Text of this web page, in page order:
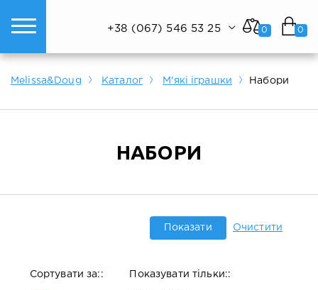
Показати все
Показати все
Показати все
+38 (067) 546 53 25
Melissa&Doug Каталог М'які іграшки Набори
НАБОРИ
Показати Очистити
Сортувати за:: Показувати тільки::
0 0